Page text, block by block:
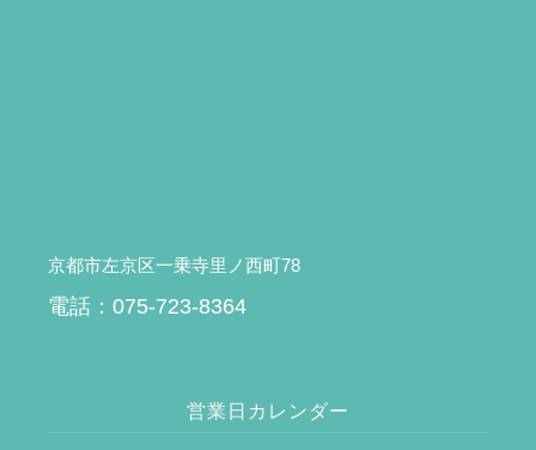
京都市左京区一乗寺里ノ西町78
電話：075-723-8364
営業日カレンダー